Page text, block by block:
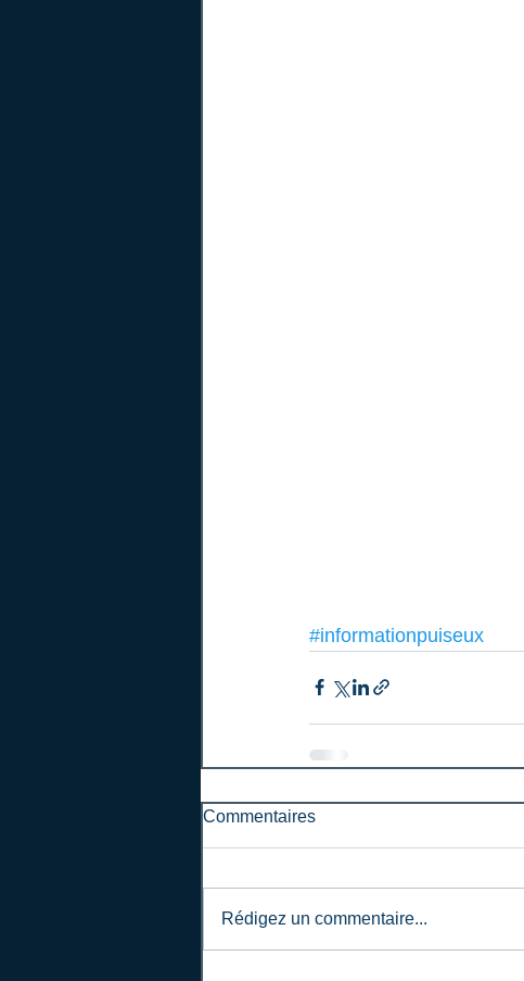
#informationpuiseux
Commentaires
Rédigez un commentaire...